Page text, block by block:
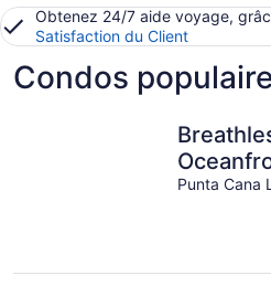
Obtenez 24/7 aide voyage,
Satisfaction du Client
Condos
degree
Punta Cana